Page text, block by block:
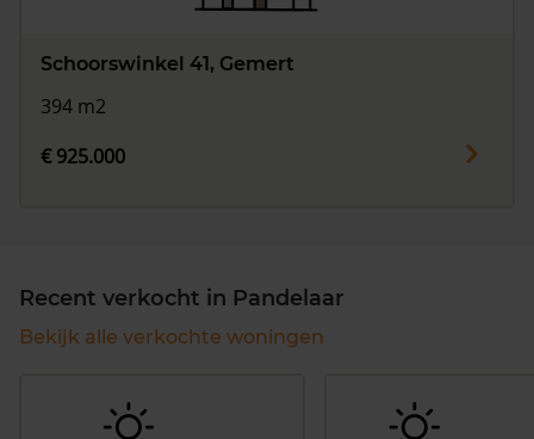
Schoorswinkel 41, Gemert
394 m2
€ 925.000
Recent verkocht in Pandelaar
Bekijk alle verkochte woningen